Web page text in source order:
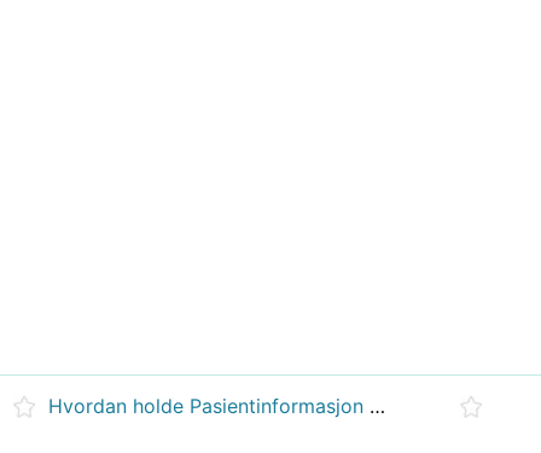
Hvordan holde Pasientinformasjon Confidential